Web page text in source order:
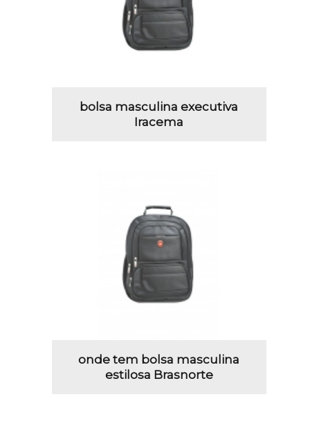
bolsa masculina executiva
Iracema
onde tem bolsa masculina
estilosa Brasnorte